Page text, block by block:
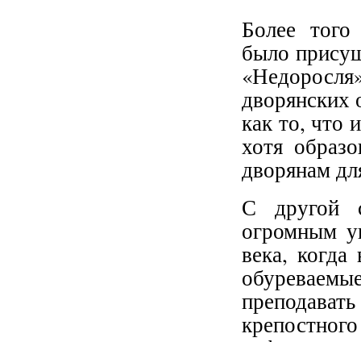
Более
было
как то, что
хотя
дворянам
С другой
огромным
века,